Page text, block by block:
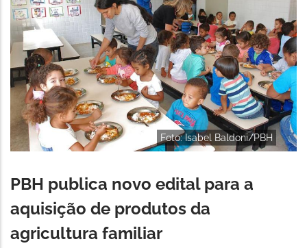
Foto: Isabel Baldoni/PBH
PBH publica novo edital para a
aquisição de produtos da
agricultura familiar